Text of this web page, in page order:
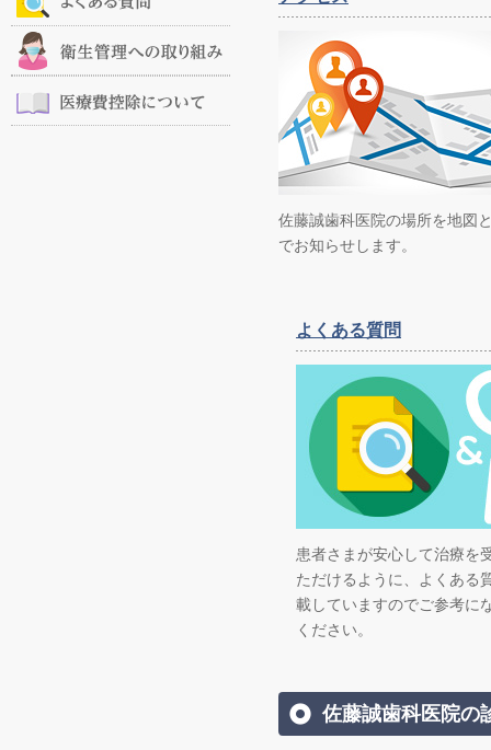
佐藤誠歯科医院の場所を地図
でお知らせします。
よくある質問
患者さまが安心して治療を
ただけるように、よくある
載していますのでご参考に
ください。
佐藤誠歯科医院の